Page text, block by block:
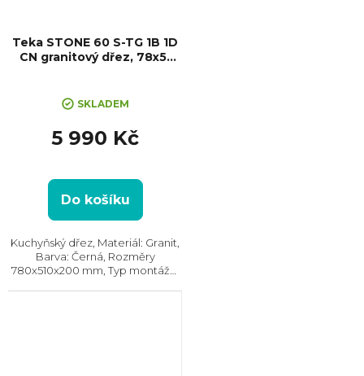
Teka STONE 60 S-TG 1B 1D
CN granitový dřez, 78x51
SKLADEM
5 990 Kč
Do košíku
Kuchyňský dřez, Materiál: Granit,
Barva: Černá, Rozměry
780x510x200 mm, Typ montáže: